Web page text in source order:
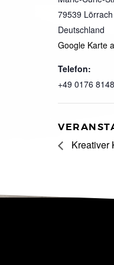
79539 Lörrach
Deutschland
Google Karte
Telefon:
+49 0176
Kreativer